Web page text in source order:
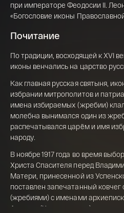
при императоре Феодосии II.
«Богословие иконы
Почитание
По традиции, восходящей к XVI
иконы венчались на царство
Как главная русская святыня,
избрании митрополитов и
имена избираемых (жребии)
молебна вынимался один из
распечатывался царём и имя
народу.
В ноябре 1917 года во время
Христа Спасителя перед
Матери, принесенной из
поставлен запечатанный ковчег
(жребиями) с именами
Антония (Храповицкого),
Георгий Победоносец
142
Имя*
Телефон*
Я ознакомлен(а) с
онлайн заявки и даю
обработку